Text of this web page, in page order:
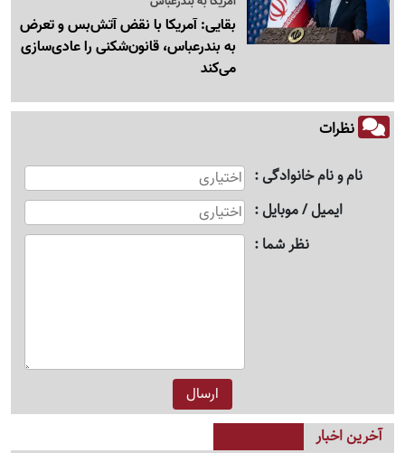
بقایی: آمریکا با نقض آتش‌بس و تعرض
به بندرعباس، قانون‌شکنی را عادی‌سازی
می‌کند
نظرات
نام و نام خانوادگی
ایمیل / موبایل
نظر شما
آخرین اخبار